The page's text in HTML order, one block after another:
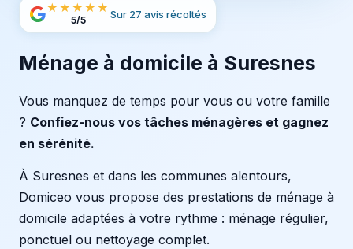
★★★★★
5/5 Sur 27 avis récoltés
Ménage à domicile à Suresnes
Vous manquez de temps pour vous ou votre famille
? Confiez-nous vos tâches ménagères et gagnez
en sérénité.
À Suresnes et dans les communes alentours,
Domiceo vous propose des prestations de ménage à
domicile adaptées à votre rythme : ménage régulier,
ponctuel ou nettoyage complet.